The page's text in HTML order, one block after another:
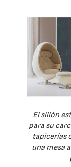
El sillón
para su
tapicerías
una mesa